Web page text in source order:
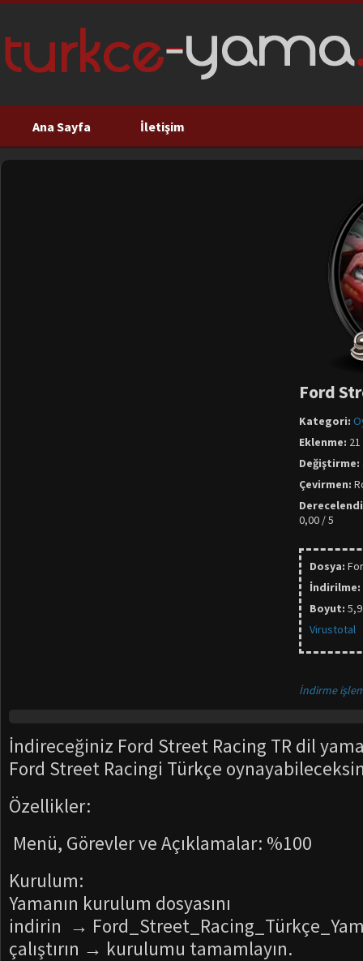
Ana Sayfa İletişim
Ford
Kategori:
Eklenme:
Değiştirme:
Çevirmen:
0,00 / 5
Dosya:
İndirilme:
Boyut:
Virustotal
İndirme
İndireceğiniz Ford Street Racing TR dil
Ford Street Racingi Türkçe
Özellikler:
Menü, Görevler ve Açıklamalar: %100
Kurulum:
Yamanın kurulum dosyasını
indirin →
çalıştırın → kurulumu tamamlayın.